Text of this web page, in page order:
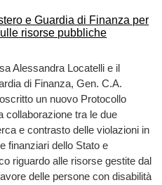
Alessandra Locatelli e il
di Finanza, Gen. C.A.
un nuovo Protocollo
collaborazione tra le due
e contrasto delle violazioni in
finanziari dello Stato e
riguardo alle risorse gestite dal
delle persone con disabilità